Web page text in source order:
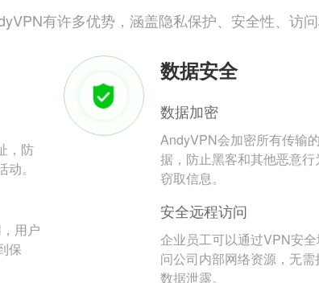
有许多优势，涵盖隐私保护、安全性、访
，防
。
用户
保
数据安全
数据加密
AndyVPN会加密所有传输
据，防止黑客和其他恶意行
窃取信息。
安全远程访问
企业员工可以通过VPN安
问公司内部网络资源，无需
数据泄露。